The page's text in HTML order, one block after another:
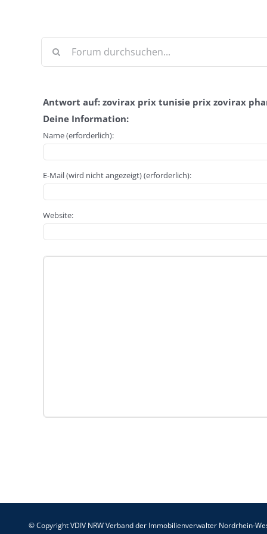
Antwort auf: zovirax prix tunisie prix zovirax
Deine Information:
Name (erforderlich):
E-Mail (wird nicht angezeigt) (erforderlich):
Website:
© Copyright VDIV NRW Verband der Immobilienverwalter Nordrhein-